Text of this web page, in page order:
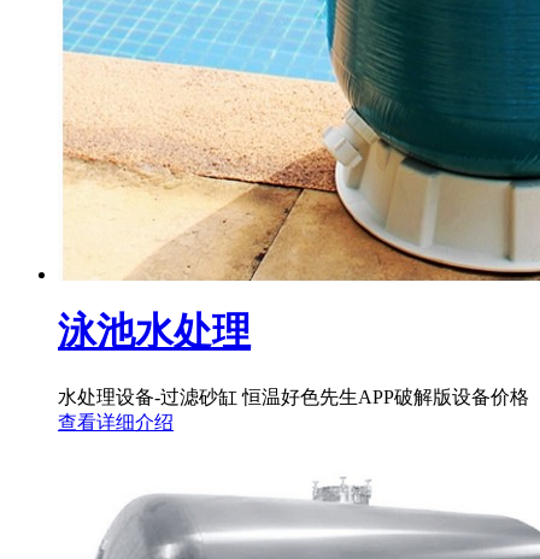
泳池水处理
水处理设备-过滤砂缸 恒温好色先生APP破解版设备价格
查看详细介绍